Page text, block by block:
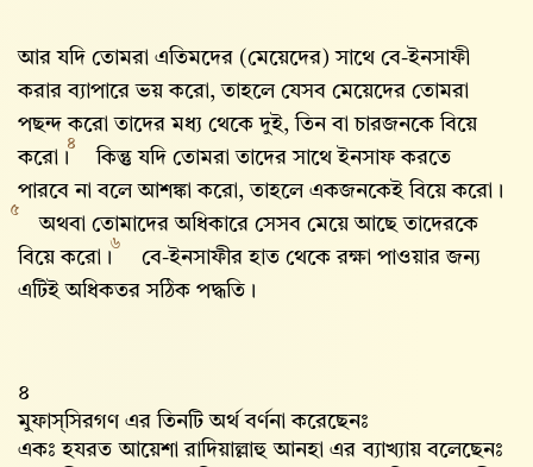
আর যদি তোমরা এতিমদের (মেয়েদের) সাথে বে-ইনসাফী
করার ব্যাপারে ভয় করো, তাহলে যেসব মেয়েদের তোমরা
পছন্দ করো তাদের মধ্য থেকে দুই, তিন বা চারজনকে বিয়ে
করো।
৪
কিন্তু যদি তোমরা তাদের সাথে ইনসাফ করতে
পারবে না বলে আশঙ্কা করো, তাহলে একজনকেই বিয়ে করো।
৫
অথবা তোমাদের অধিকারে সেসব মেয়ে আছে তাদেরকে
বিয়ে করো।
৬
বে-ইনসাফীর হাত থেকে রক্ষা পাওয়ার জন্য
এটিই অধিকতর সঠিক পদ্ধতি।
৪
মুফাস্‌সিরগণ এর তিনটি অর্থ বর্ণনা করেছেনঃ
একঃ হযরত আয়েশা রাদিয়াল্লাহু আনহা এর ব্যাখ্যায় বলেছেনঃ